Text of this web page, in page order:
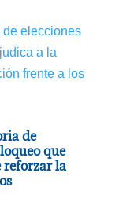
de
que
reforzar la